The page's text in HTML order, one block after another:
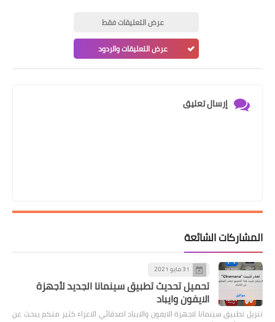
عرض التعليقات فقط
عرض التعليقات والردود
إرسال تعليق
المشاركات الشائعة
31 مايو 2021
تحميل تحديث تطبيق سينمانا الجديد لأجهزة
الايفون وايباد
تنزيل تطبيق سينمانا لاجهزة الايفون والايباد اصدقائي الاعزاء كثير منكم يبحث عن